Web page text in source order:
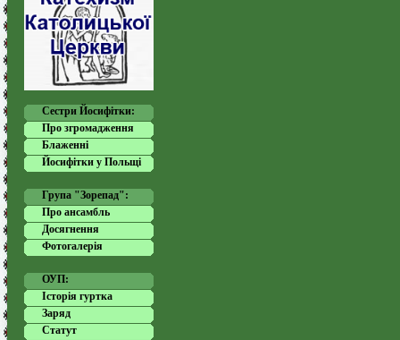
Сестри Йосифітки:
Про згромадження
Блаженні
Йосифітки у Польщі
Група "Зорепад":
Про ансамбль
Досягнення
Фотогалерія
ОУП:
Історія гуртка
Заряд
Статут